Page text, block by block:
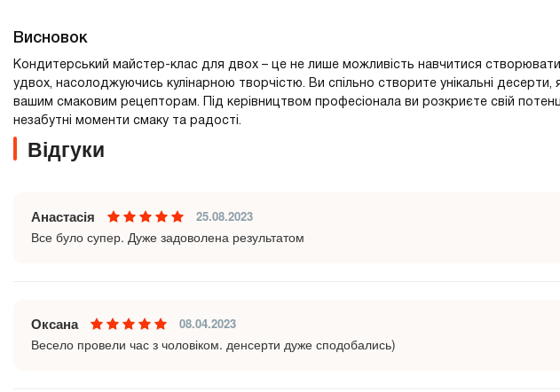
Висновок
Кондитерський майстер-клас для двох – це не лише можливість навчитися
удвох, насолоджуючись кулінарною творчістю. Ви спільно створите унікальні десерти,
вашим смаковим рецепторам. Під керівництвом професіонала ви розкриєте свій
незабутні моменти смаку та радості.
Відгуки
Анастасія 25.08.2023
Все було супер. Дуже задоволена результатом
Оксана 08.04.2023
Весело провели час з чоловіком. денсерти дуже сподобались)